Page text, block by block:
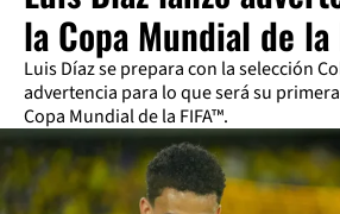
la Copa Mundial de
Luis Díaz se prepara con la selección
advertencia para lo que será su
Copa Mundial de la FIFA™.